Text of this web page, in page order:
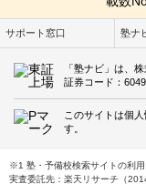
サポート窓口 塾ナ
「塾ナビ」は、
証券コード：6049
このサイトは個
す。
※1 塾・予備校検索サイトの利
実査委託先：楽天リサーチ（